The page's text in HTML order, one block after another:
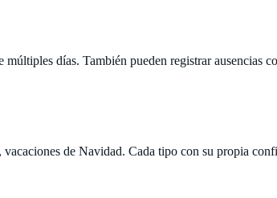
días. También pueden registrar ausencias
de Navidad. Cada tipo con su propia